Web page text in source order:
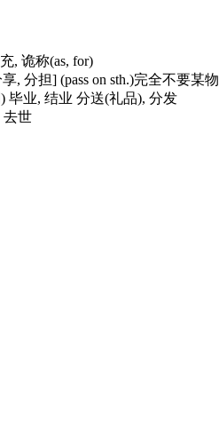
, 诡称(as, for)
, 分担] (pass on sth.)完全不要某物
毕业, 结业 分送(礼品), 分发
去世